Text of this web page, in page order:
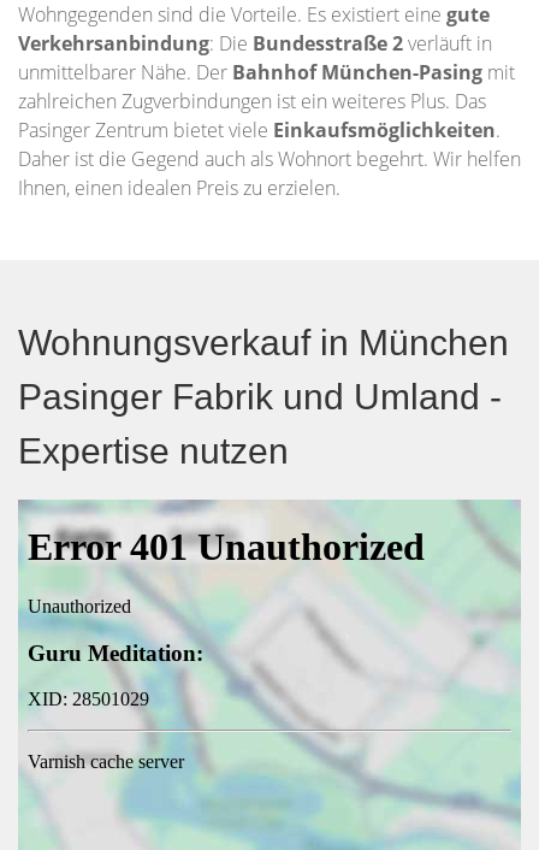
Wohngegenden sind die Vorteile. Es existiert eine gute
Verkehrsanbindung: Die Bundesstraße 2verläuft in
unmittelbarer Nähe. Der Bahnhof München-Pasing mit
zahlreichen Zugverbindungen ist ein weiteres Plus. Das
Pasinger Zentrum bietet viele Einkaufsmöglichkeiten.
Daher ist die Gegend auch als Wohnort begehrt. Wir helfen
Ihnen, einen idealen Preis zu erzielen.
Wohnungsverkauf in München
Pasinger Fabrik und Umland -
Expertise nutzen